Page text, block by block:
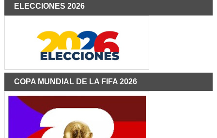
ELECCIONES 2026
COPA MUNDIAL DE LA FIFA 2026